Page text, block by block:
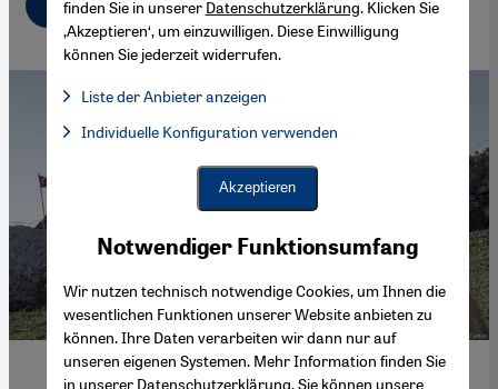
Notwendiger Funktionsumfang
Wir nutzen technisch notwendige Cookies, um Ihnen die
wesentlichen Funktionen unserer Website anbieten zu
können. Ihre Daten verarbeiten wir dann nur auf
unseren eigenen Systemen. Mehr Information finden Sie
in unserer Datenschutzerklärung. Sie können unsere
finden Sie in unserer Datenschutzerklärung. Klicken Sie
‚Akzeptieren‘, um einzuwilligen. Diese Einwilligung
können Sie jederzeit widerrufen.
Liste der Anbieter anzeigen
Facebook Embed / Facebook Connect, Google Maps Embed,
Facebook Embed / Facebook Connect
Google Maps Embed
Individuelle Konfiguration verwenden
Akzeptieren